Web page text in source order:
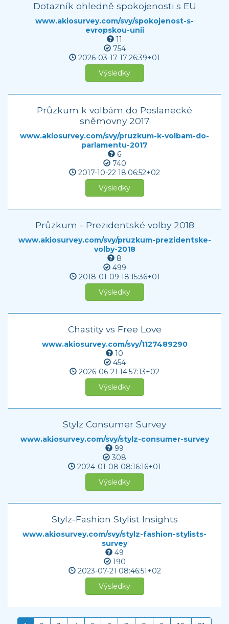
Dotazník ohledně spokojenosti s EU
www.akiosurvey.com/svy/spokojenost-s-
evropskou-unii
11
754
2026-03-17 17:26:39+01
Výsledky
Průzkum k volbám do Poslanecké
sněmovny 2017
www.akiosurvey.com/svy/pruzkum-k-volbam-do-
parlamentu-2017
6
740
2017-10-22 18:06:52+02
Výsledky
Průzkum - Prezidentské volby 2018
www.akiosurvey.com/svy/pruzkum-prezidentske-
volby-2018
8
499
2018-01-09 18:15:36+01
Výsledky
Chastity vs Free Love
www.akiosurvey.com/svy/1127489290
10
454
2026-06-21 14:57:13+02
Výsledky
Stylz Consumer Survey
www.akiosurvey.com/svy/stylz-consumer-survey
99
308
2024-01-08 08:16:16+01
Výsledky
Stylz-Fashion Stylist Insights
www.akiosurvey.com/svy/stylz-fashion-stylists-
survey
49
190
2023-07-21 08:46:51+02
Výsledky